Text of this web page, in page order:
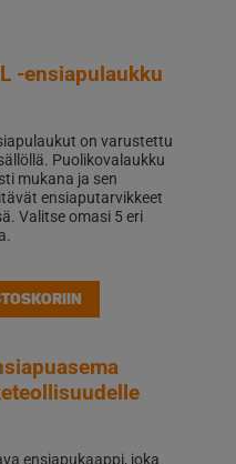
-ensiapulaukku
on varustettu
Puolikovalaukku
mukana ja sen
ensiaputarvikkeet
Valitse omasi 5 eri
ensiapukaappi, joka